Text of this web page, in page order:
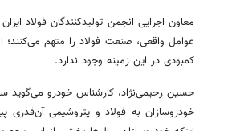
معاون اجرایی انجمن تولیدکنندگان فولاد
عوامل واقعی، صنعت فولاد را متهم می‌کنند؛
کمبودی در این زمینه وجود ندارد.
حسین رحیمی‌نژاد، کارشناس خودرو می‌گوید
خودروسازان به فولاد و پتروشیمی